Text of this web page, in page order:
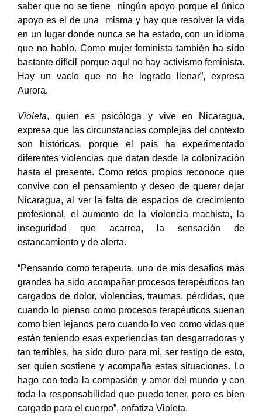
saber que no se tiene ningún apoyo porque el único
apoyo es el de una misma y hay que resolver la vida
en un lugar donde nunca se ha estado, con un idioma
que no hablo. Como mujer feminista también ha sido
bastante difícil porque aquí no hay activismo feminista.
Hay un vacío que no he logrado llenar”, expresa
Aurora.
Violeta, quien es psicóloga y vive en Nicaragua,
expresa que las circunstancias complejas del contexto
son históricas, porque el país ha experimentado
diferentes violencias que datan desde la colonización
hasta el presente. Como retos propios reconoce que
convive con el pensamiento y deseo de querer dejar
Nicaragua, al ver la falta de espacios de crecimiento
profesional, el aumento de la violencia machista, la
inseguridad que acarrea, la sensación de
estancamiento y de alerta.
“Pensando como terapeuta, uno de mis desafíos más
grandes ha sido acompañar procesos terapéuticos tan
cargados de dolor, violencias, traumas, pérdidas, que
cuando lo pienso como procesos terapéuticos suenan
como bien lejanos pero cuando lo veo como vidas que
están teniendo esas experiencias tan desgarradoras y
tan terribles, ha sido duro para mí, ser testigo de esto,
ser quien sostiene y acompaña estas situaciones. Lo
hago con toda la compasión y amor del mundo y con
toda la responsabilidad que puedo tener, pero es bien
cargado para el cuerpo”, enfatiza Violeta.